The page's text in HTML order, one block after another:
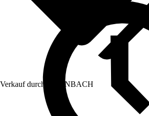
Verkauf durch: HORNBACH